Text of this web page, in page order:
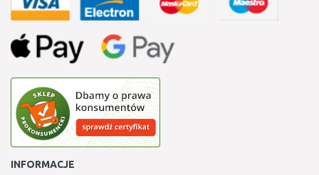
INFORMACJE